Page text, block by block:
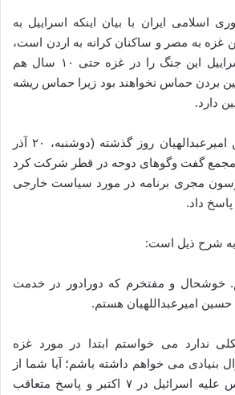
اسلامی ایران با بیان اینکه اسراییل به
غزه به مصر و ساکنان کرانه به اردن است،
افزود: اگر آمریکا و اسراییل این جنگ را در غزه حتی ۱۰ سال هم
بین بردن حماس نخواهند بود زیرا حماس ریشه
دارد.
به گزارش ایرنا، حسین امیرعبدالهیان روز گذشته (دوشنبه، ۲۰ آذر
گفت وگوهای دوحه در قطر شرکت کرد
مجری برنامه در مورد سیاست خارجی
داد.
به شرح ذیل است:
خوشحال و مفتخرم که دورادور در خدمت
حسین امیرعبداللهیان هستم.
ندارد می خواستم ابتدا در مورد غزه
می خواهم داشته باشم؛ آیا شما از
حملات وحشتناک حماس علیه اسرائیل در ۷ اکتبر و پاسخ متعاقب